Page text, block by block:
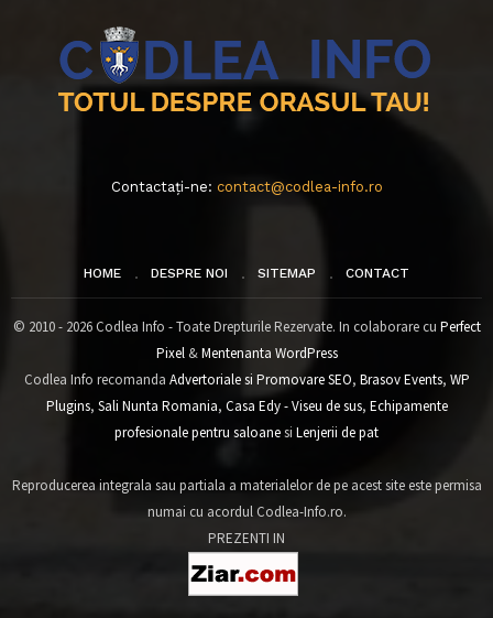
Contactați-ne: contact@codlea-info.ro
HOME DESPRE NOI SITEMAP CONTACT
© 2010 - 2026 Codlea Info - Toate Drepturile Rezervate. In colaborare cu Perfect
Pixel&Mentenanta WordPress
Codlea Info recomanda Advertoriale si Promovare SEO, Brasov Events, WP
Plugins, Sali Nunta Romania, Casa Edy - Viseu de sus, Echipamente
profesionale pentru saloanesi Lenjerii de pat
Reproducerea integrala sau partiala a materialelor de pe acest site este permisa
numai cu acordul Codlea-Info.ro.
PREZENTI IN